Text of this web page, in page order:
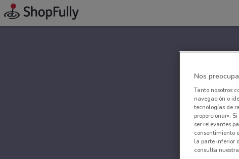
Nos
Tanto nosotros
navegación o
tecnologías de
proporcionar».
ser relevantes
consentimiento
la parte inferior
consulta